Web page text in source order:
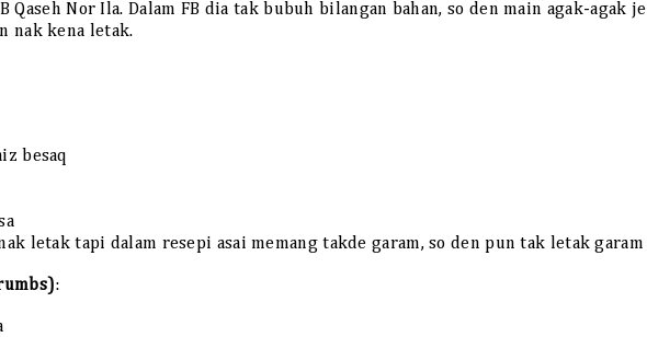
Qaseh Nor Ila. Dalam FB dia tak bubuh bilangan bahan, so den main agak-agak je
nak kena letak.
besaq
letak tapi dalam resepi asai memang takde garam, so den pun tak letak garam
: